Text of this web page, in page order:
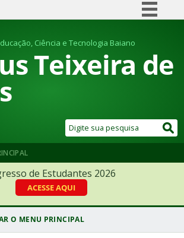
Comunica BR
Participe
Ciência e Tecnologia Baiano
Teixeira de
de Estudantes 2026
ACESSE AQUI